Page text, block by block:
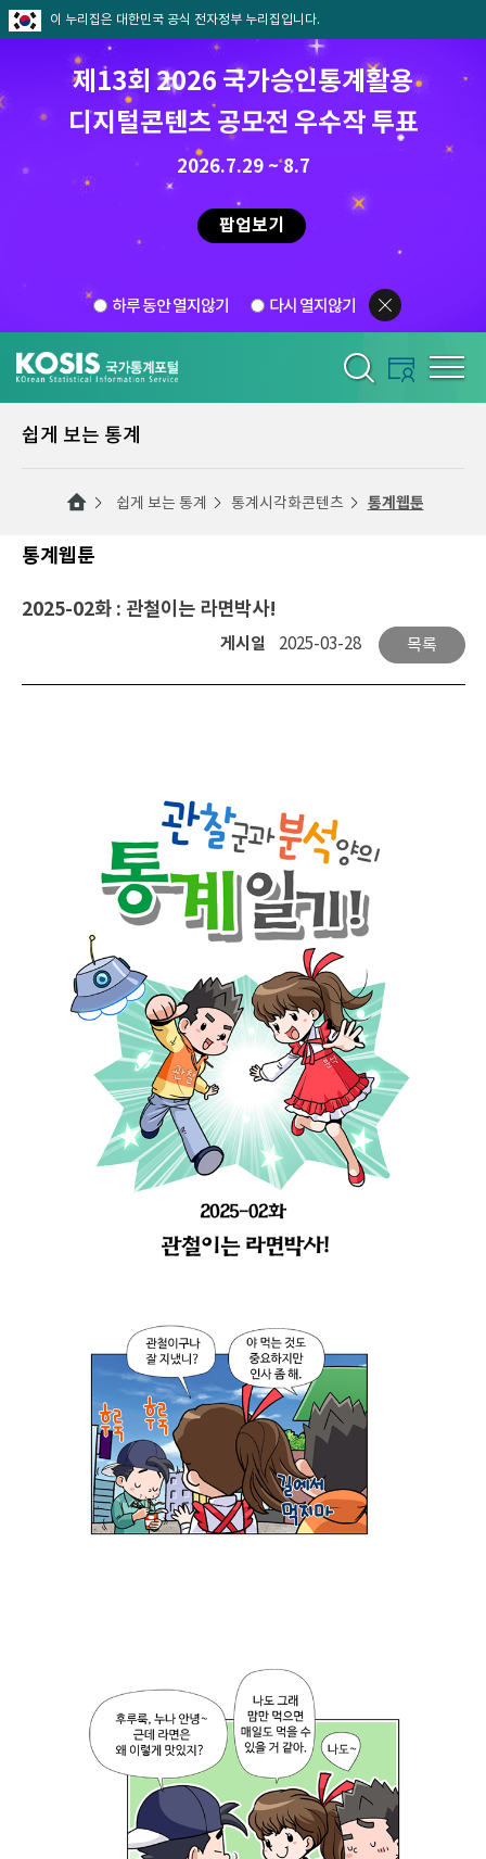
이 누리집은 대한민국 공식 전자정부 누리집입니다.
제13회 2026 국가승인통계활용
디지털콘텐츠 공모전 우수작 투표
2026.7.29 ~ 8.7
팝업보기
하루 동안 열지않기 다시 열지않기
쉽게 보는 통계
쉽게 보는 통계 통계시각화콘텐츠 통계웹툰
통계웹툰
2025-02화 : 관철이는 라면박사!
게시일 2025-03-28 목록